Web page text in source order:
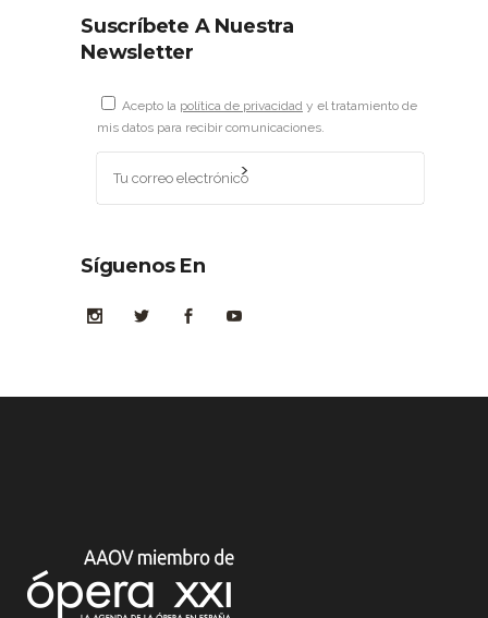
Suscríbete A Nuestra
Newsletter
Acepto la política de privacidad y el tratamiento de
mis datos para recibir comunicaciones.
Síguenos En